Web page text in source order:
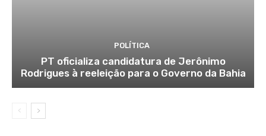
POLÍTICA
PT oficializa candidatura de Jerônimo
Rodrigues à reeleição para o Governo da Bahia